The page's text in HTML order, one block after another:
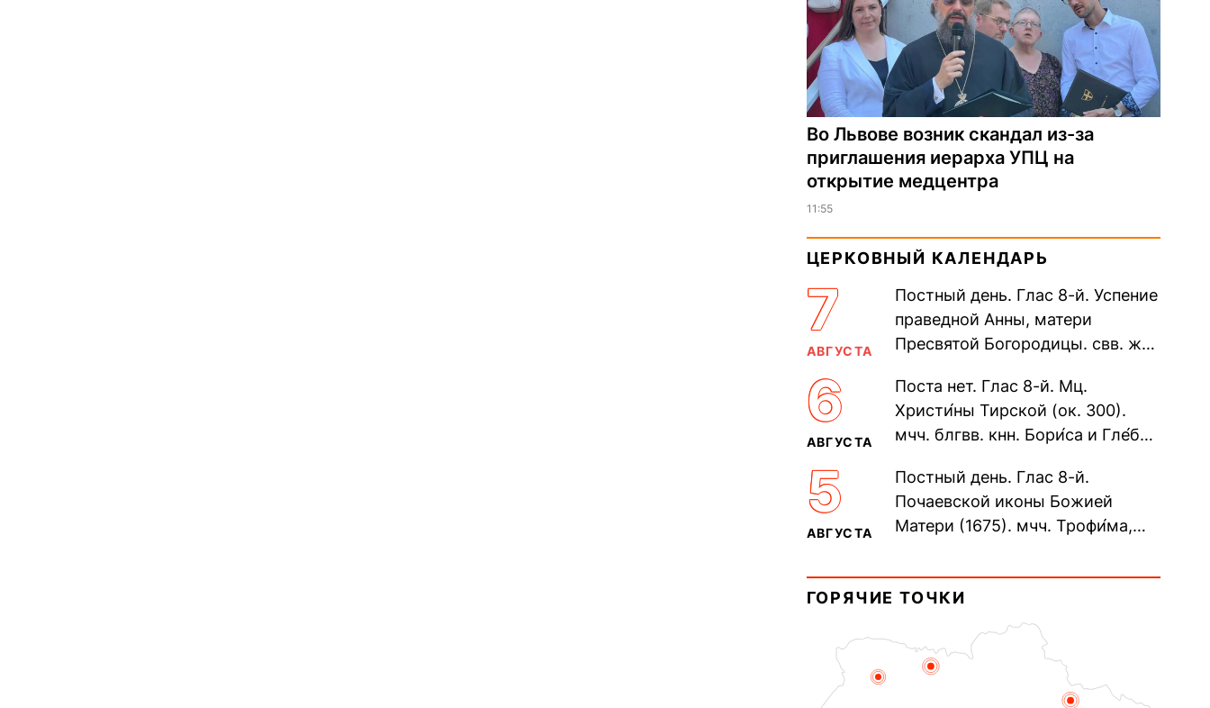
Во Львове возник скандал из-за
приглашения иерарха УПЦ на
открытие медцентра
11:55
ЦЕРКОВНЫЙ КАЛЕНДАРЬ
7
АВГУСТА
Постный день. Глас 8-й. Успение
праведной Анны, матери
Пресвятой Богородицы. свв. жен
прп. Евпракси́и девы,...
6
АВГУСТА
Поста нет. Глас 8-й. Мц.
Христи́ны Тирской (ок. 300).
мчч. блгвв. кнн. Бори́са и Гле́ба,
Дави́да (1015). Прп....
5
АВГУСТА
Постный день. Глас 8-й.
Почаевской иконы Божией
Матери (1675). мчч. Трофи́ма,
мучеников (284–305). прав.
воина Фео́дора...
ГОРЯЧИЕ ТОЧКИ